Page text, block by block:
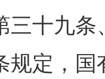
三十九
规定，